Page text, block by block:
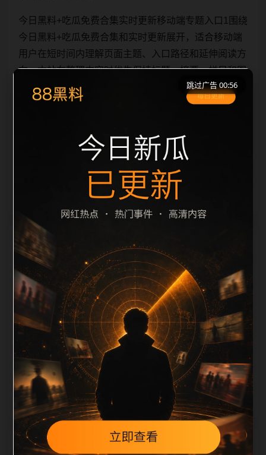
今日黑料+吃瓜免费合集实时更新移动端专题入口1围绕
今日黑料+吃瓜免费合集和实时更新展开，适合移动端
用户在短时间内理解页面主题、入口路径和延伸阅读方
向。本站在整理内容时优先保持标题、摘要、栏目和图
片说明一致，减少无关词堆砌，避免同一批页面出现高
度重复。从搜索体验看，用户通常先看标题是否明确，
览同类内容。因此本页保留面包屑、同类推荐、热门推
荐、上一篇下一篇和 sitemap 入口，让重要页面点击深
度控制在三次以内。后续更新会围绕实时更新持续补充
新内容，每次新增保持少量、稳
栏目内容归集
定、相关，图片文件名和 alt/title 也跟随主关键词、栏
目词和文章标题生成。如果采集内容缺少图片，将使用
同主题默认图兜底；如果标题过短、描述为空、正文摘
要不足或关键词连续重复，则不进入发布队列。本页还
加入常见问题和站内推荐，帮助用户从一个入口跳转到
同类页面、专题合集和热榜内容，提升停留时间和页面
可抓取性。第1条内容作为初始建设页，重点承担栏目
深度补齐、内链结构完善和后续采集归类的承接作用。
相关问题
跳过广告 00:56